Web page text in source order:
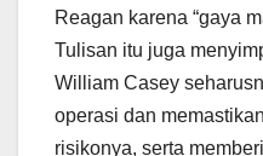
Reagan karena “gaya
Tulisan itu juga
William Casey
operasi dan
risikonya, serta